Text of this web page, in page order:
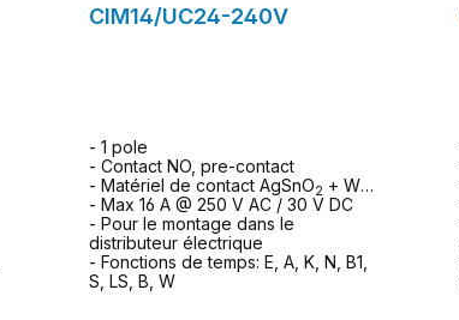
CIM14/UC24-240V
- 1 pole
- Contact NO, pre-contact
- Matériel de contact AgSnO2 + W
- Max 16 A @ 250 V AC / 30 V DC
- Pour le montage dans le
distributeur électrique
- Fonctions de temps: E, A, K, N, B1,
S, LS, B, W